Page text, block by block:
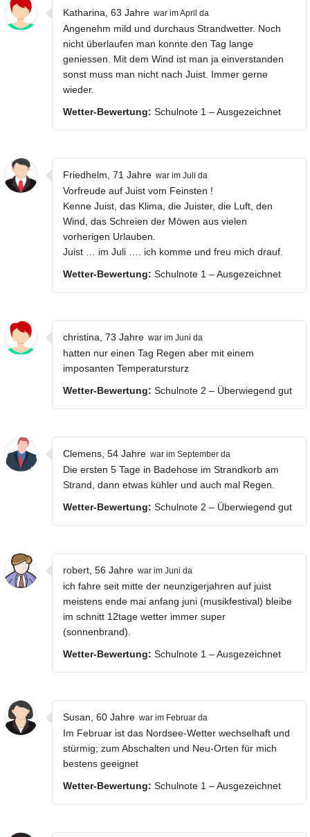
Katharina, 63 Jahre war im April da
Angenehm mild und durchaus Strandwetter. Noch
nicht überlaufen man konnte den Tag lange
geniessen. Mit dem Wind ist man ja einverstanden
sonst muss man nicht nach Juist. Immer gerne
wieder.
Wetter-Bewertung: Schulnote 1 – Ausgezeichnet
Friedhelm, 71 Jahre war im Juli da
Vorfreude auf Juist vom Feinsten !
Kenne Juist, das Klima, die Juister, die Luft, den
Wind, das Schreien der Möwen aus vielen
vorherigen Urlauben.
Juist … im Juli …. ich komme und freu mich drauf.
Wetter-Bewertung: Schulnote 1 – Ausgezeichnet
christina, 73 Jahre war im Juni da
hatten nur einen Tag Regen aber mit einem
imposanten Temperatursturz
Wetter-Bewertung: Schulnote 2 – Überwiegend gut
Clemens, 54 Jahre war im September da
Die ersten 5 Tage in Badehose im Strandkorb am
Strand, dann etwas kühler und auch mal Regen.
Wetter-Bewertung: Schulnote 2 – Überwiegend gut
robert, 56 Jahre war im Juni da
ich fahre seit mitte der neunzigerjahren auf juist
meistens ende mai anfang juni (musikfestival) bleibe
im schnitt 12tage wetter immer super
(sonnenbrand).
Wetter-Bewertung: Schulnote 1 – Ausgezeichnet
Susan, 60 Jahre war im Februar da
Im Februar ist das Nordsee-Wetter wechselhaft und
stürmig; zum Abschalten und Neu-Orten für mich
bestens geeignet
Wetter-Bewertung: Schulnote 1 – Ausgezeichnet